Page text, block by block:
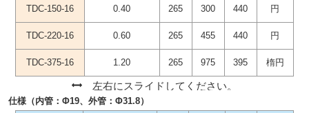
TDC-150-16 0.40 265 300 440 円
TDC-220-16 0.60 265 455 440 円
TDC-375-16 1.20 265 975 395 楕円
仕様（内管：Φ19、外管：Φ31.8）